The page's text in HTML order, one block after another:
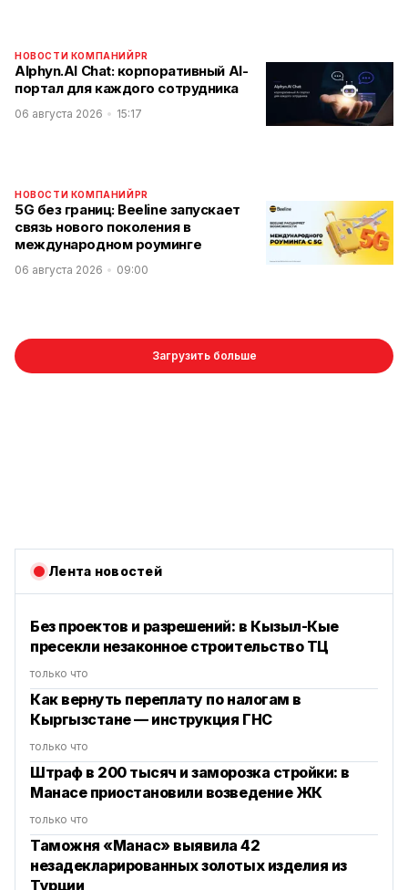
НОВОСТИ КОМПАНИЙPR
Alphyn.AI Chat: корпоративный AI-
портал для каждого сотрудника
06 августа 2026 15:17
НОВОСТИ КОМПАНИЙPR
5G без границ: Beeline запускает
связь нового поколения в
международном роуминге
06 августа 2026 09:00
Загрузить больше
Лента новостей
Без проектов и разрешений: в Кызыл-Кые
пресекли незаконное строительство ТЦ
только что
Как вернуть переплату по налогам в
Кыргызстане — инструкция ГНС
только что
Штраф в 200 тысяч и заморозка стройки: в
Манасе приостановили возведение ЖК
только что
Таможня «Манас» выявила 42
незадекларированных золотых изделия из
Турции